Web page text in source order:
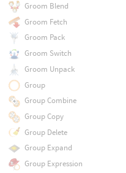
Groom Blend
Groom Fetch
Groom Pack
Groom Switch
Groom Unpack
Group
Group Combine
Group Copy
Group Delete
Group Expand
Group Expression